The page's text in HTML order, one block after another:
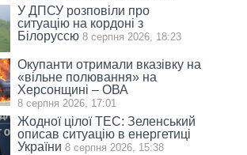
У ДПСУ розповіли про
ситуацію на кордоні з
Білоруссю 8 серпня 2026, 18:23
Окупанти отримали вказівку на
«вільне полювання» на
Херсонщині – ОВА
8 серпня 2026, 17:01
Жодної цілої ТЕС: Зеленський
описав ситуацію в енергетиці
України 8 серпня 2026, 15:38